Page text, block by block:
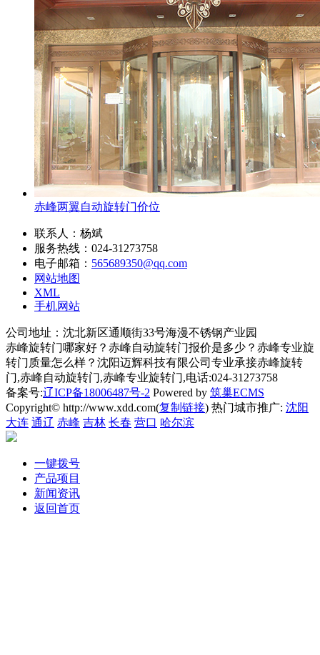
赤峰两翼自动旋转门价位
联系人：杨斌
服务热线：024-31273758
电子邮箱： 565689350@qq.com
网站地图
XML
手机网站
公司地址：沈北新区通顺街33号海漫不锈钢产业园
赤峰旋转门哪家好？赤峰自动旋转门报价是多少？赤峰专业旋
转门质量怎么样？沈阳迈辉科技有限公司专业承接赤峰旋转
门,赤峰自动旋转门,赤峰专业旋转门,电话:024-31273758
备案号:辽ICP备18006487号-2 Powered by 筑巢ECMS
Copyright© http://www.xdd.com(复制链接) 热门城市推广: 沈阳
大连 通辽 赤峰 吉林 长春 营口 哈尔滨
一键拨号
产品项目
新闻资讯
返回首页